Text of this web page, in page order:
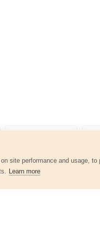
site performance and usage,
Learn more